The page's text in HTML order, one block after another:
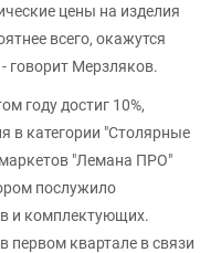
цены на изделия
всего, окажутся
говорит Мерзляков.
году достиг 10%,
в категории "Столярные
"Лемана ПРО"
послужило
и комплектующих.
первом квартале в связи